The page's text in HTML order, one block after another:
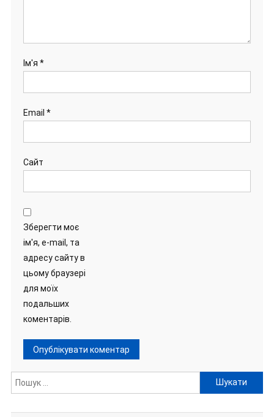
Ім'я *
Email *
Сайт
Зберегти моє
ім'я, e-mail, та
адресу сайту в
цьому браузері
для моїх
подальших
коментарів.
Пошук: